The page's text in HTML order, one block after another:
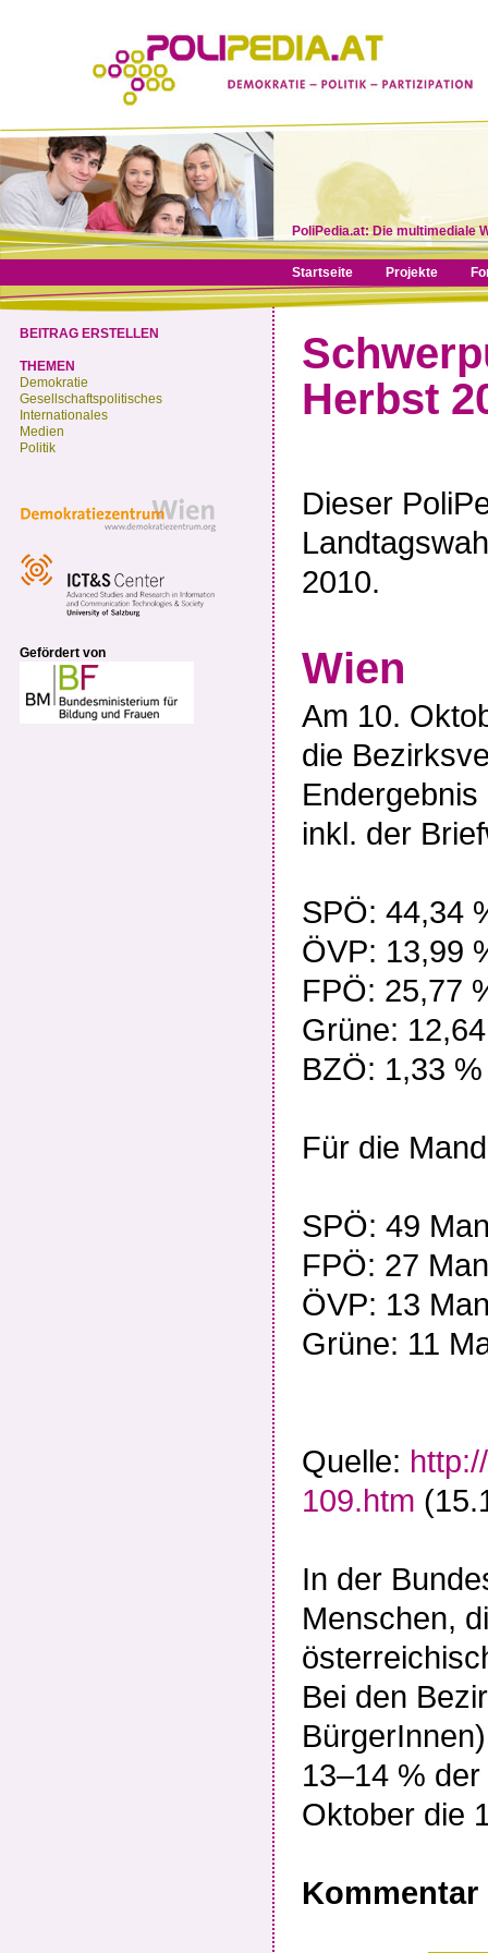
PoliPedia.at: Die multimediale
Startseite Projekte
Herbst
Dieser
2010.
Wien
Am 10.
die
inkl. der
SPÖ: 44,34
ÖVP: 13,99
FPÖ: 25,77
Grüne:
BZÖ: 1,33
Für die
SPÖ: 49
FPÖ: 27
ÖVP: 13
Grüne: 11
Quelle:
109.htm
In der
Menschen,
Bei den
13–14 %
Oktober die
Kommentar
BEITRAG ERSTELLEN
THEMEN
Demokratie
Gesellschaftspolitisches
Internationales
Medien
Politik
Gefördert von